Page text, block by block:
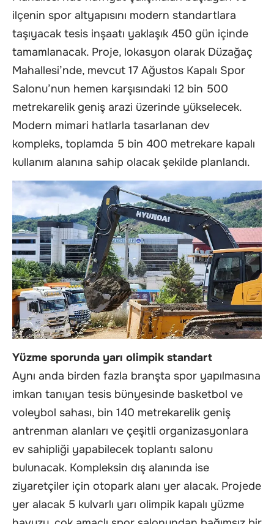
ilçenin spor altyapısını modern standartlara
taşıyacak tesis inşaatı yaklaşık 450 gün içinde
tamamlanacak. Proje, lokasyon olarak Düzağaç
Mahallesi’nde, mevcut 17 Ağustos Kapalı Spor
Salonu’nun hemen karşısındaki 12 bin 500
metrekarelik geniş arazi üzerinde yükselecek.
Modern mimari hatlarla tasarlanan dev
kompleks, toplamda 5 bin 400 metrekare kapalı
kullanım alanına sahip olacak şekilde planlandı.
Yüzme sporunda yarı olimpik standart
Aynı anda birden fazla branşta spor yapılmasına
imkan tanıyan tesis bünyesinde basketbol ve
voleybol sahası, bin 140 metrekarelik geniş
antrenman alanları ve çeşitli organizasyonlara
ev sahipliği yapabilecek toplantı salonu
bulunacak. Kompleksin dış alanında ise
ziyaretçiler için otopark alanı yer alacak. Projede
yer alacak 5 kulvarlı yarı olimpik kapalı yüzme